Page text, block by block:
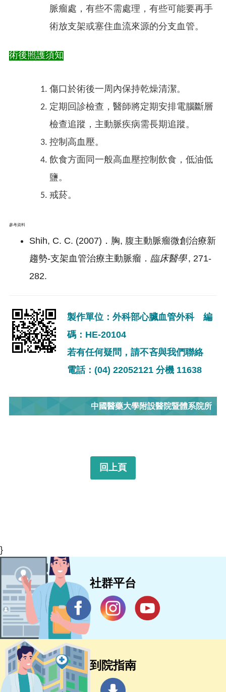
脈瘤處，有些不需處理，有些可能要再手
術放支架或塞住血流來源的分支血管。
術後照護須知
傷口於術後一周內保持乾燥清潔。
定期回診檢查，醫師將定期安排電腦斷層
檢查追蹤，主動脈疾病需長期追蹤。
控制高血壓。
飲食方面同一般高血壓控制飲食，低油低
鹽。
戒菸。
參考資料
Shih, C. C. (2007) ．胸, 腹主動脈瘤微創治療新
趨勢-支架血管治療主動脈瘤． 臨床醫學 , 271-
282.
製作單位：外科部心臟血管外科 編
碼：HE-20104
若有任何疑問，請不吝與我們聯絡
電話：(04) 22052121 分機 11638
中國醫藥大學附設醫院暨體系院所
回上頁
}
社群平台
到院指南